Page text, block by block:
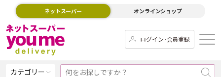
ネットスーパー オンラインショップ
ログイン･会員登録
カテゴリー